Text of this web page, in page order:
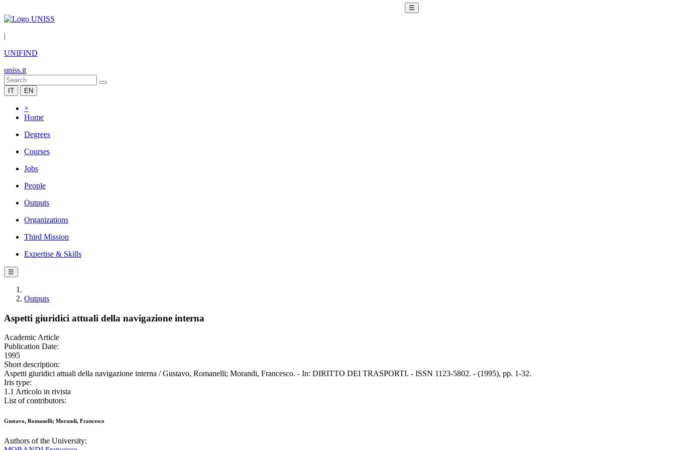
☰
|
UNIFIND
uniss.it
IT EN
×
Home
Degrees
Courses
Jobs
People
Outputs
Organizations
Third Mission
Expertise & Skills
☰
Outputs
Aspetti giuridici attuali della navigazione interna
Academic Article
Publication Date:
1995
Short description:
Aspetti giuridici attuali della navigazione interna / Gustavo, Romanelli; Morandi, Francesco. - In: DIRITTO DEI TRASPORTI. - ISSN 1123-5802. - (1995), pp. 1-32.
Iris type:
1.1 Articolo in rivista
List of contributors:
Gustavo, Romanelli; Morandi, Francesco
Authors of the University: